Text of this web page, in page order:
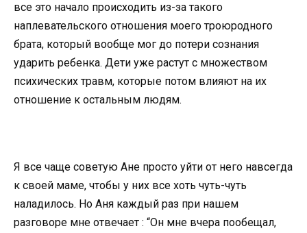
все это начало происходить из-за такого
наплевательского отношения моего троюродного
брата, который вообще мог до потери сознания
ударить ребенка. Дети уже растут с множеством
психических травм, которые потом влияют на их
отношение к остальным людям.
Я все чаще советую Ане просто уйти от него навсегда
к своей маме, чтобы у них все хоть чуть-чуть
наладилось. Но Аня каждый раз при нашем
разговоре мне отвечает : “Он мне вчера пообещал,